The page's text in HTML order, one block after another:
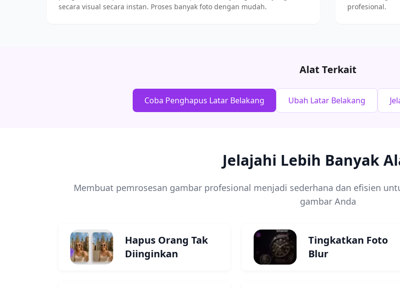
secara visual secara instan. Proses banyak foto dengan mudah.
profesional.
Alat Terkait
Coba Penghapus Latar Belakang Ubah Latar Belakang
Jelajahi Lebih Banyak
Membuat pemrosesan gambar profesional menjadi sederhana dan efisien
gambar Anda
Hapus Orang Tak
Diinginkan
Tingkatkan Foto
Blur